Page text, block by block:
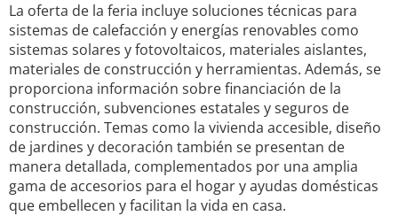
La oferta de la feria incluye soluciones técnicas para
sistemas de calefacción y energías renovables como
sistemas solares y fotovoltaicos, materiales aislantes,
materiales de construcción y herramientas. Además, se
proporciona información sobre financiación de la
construcción, subvenciones estatales y seguros de
construcción. Temas como la vivienda accesible, diseño
de jardines y decoración también se presentan de
manera detallada, complementados por una amplia
gama de accesorios para el hogar y ayudas domésticas
que embellecen y facilitan la vida en casa.